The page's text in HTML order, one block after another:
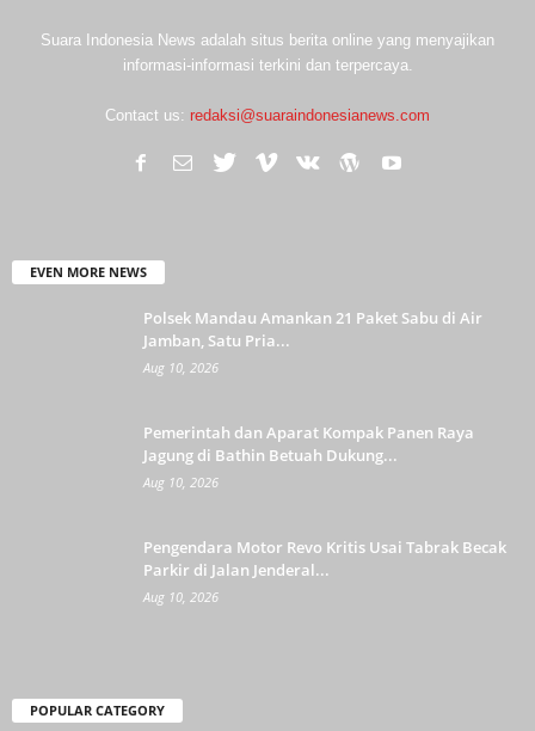
Suara Indonesia News adalah situs berita online yang menyajikan
informasi-informasi terkini dan terpercaya.
Contact us: redaksi@suaraindonesianews.com
EVEN MORE NEWS
Polsek Mandau Amankan 21 Paket Sabu di Air
Jamban, Satu Pria...
Aug 10, 2026
Pemerintah dan Aparat Kompak Panen Raya
Jagung di Bathin Betuah Dukung...
Aug 10, 2026
Pengendara Motor Revo Kritis Usai Tabrak Becak
Parkir di Jalan Jenderal...
Aug 10, 2026
POPULAR CATEGORY